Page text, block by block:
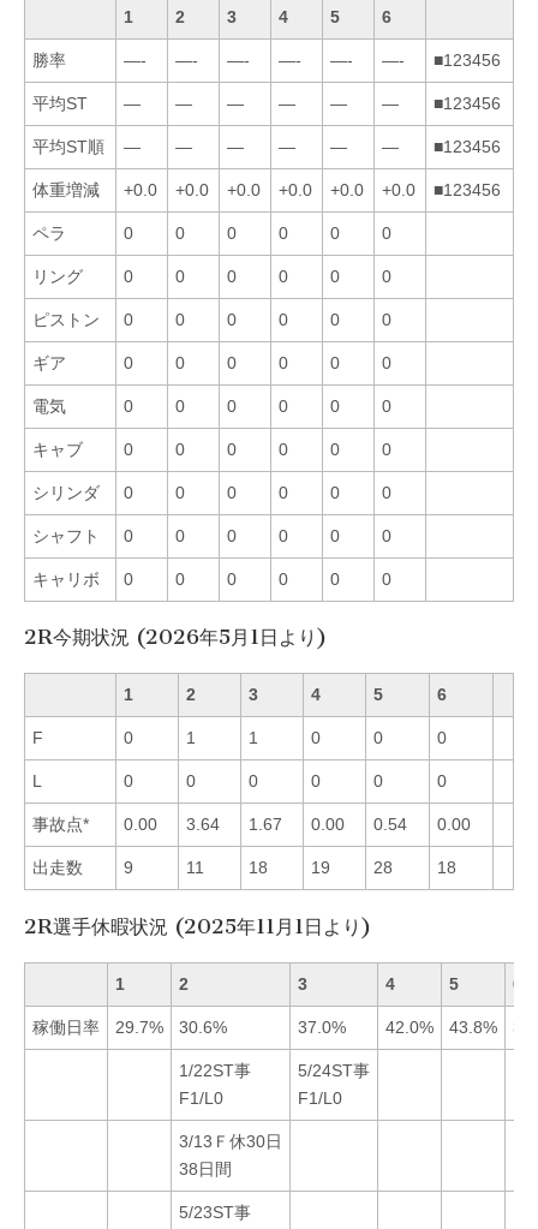
1 2 3 4 5 6
勝率 —- —- —- —- —- —- ■123456
平均ST — — — — — — ■123456
平均ST順 — — — — — — ■123456
体重増減 +0.0 +0.0 +0.0 +0.0 +0.0 +0.0 ■123456
ペラ 0 0 0 0 0 0
リング 0 0 0 0 0 0
ピストン 0 0 0 0 0 0
ギア 0 0 0 0 0 0
電気 0 0 0 0 0 0
キャブ 0 0 0 0 0 0
シリンダ 0 0 0 0 0 0
シャフト 0 0 0 0 0 0
キャリボ 0 0 0 0 0 0
2R今期状況 (2026年5月1日より)
1 2 3 4 5 6
F 0 1 1 0 0 0
L 0 0 0 0 0 0
事故点* 0.00 3.64 1.67 0.00 0.54 0.00
出走数 9 11 18 19 28 18
2R選手休暇状況 (2025年11月1日より)
1 2 3 4 5 6
稼働日率 29.7% 30.6% 37.0% 42.0% 43.8%
1/22ST事
F1/L0
5/24ST事
F1/L0
3/13Ｆ休30日
38日間
5/23ST事